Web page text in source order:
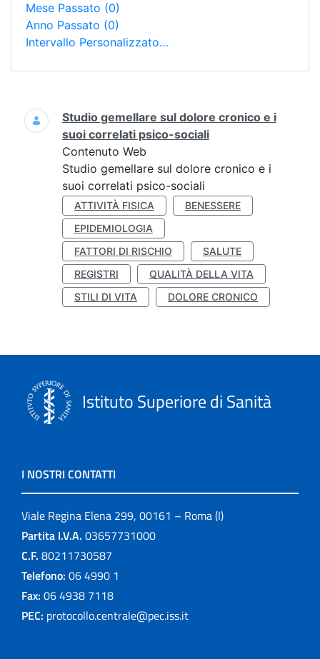
Mese Passato (0)
Anno Passato (0)
Intervallo Personalizzato…
Ricerca
Studio gemellare sul dolore cronico e i
suoi correlati psico-sociali
Contenuto Web
Studio gemellare sul dolore cronico e i
suoi correlati psico-sociali
ATTIVITÀ FISICA
BENESSERE
EPIDEMIOLOGIA
FATTORI DI RISCHIO
SALUTE
REGISTRI
QUALITÀ DELLA VITA
STILI DI VITA
DOLORE CRONICO
Istituto Superiore di Sanità
I NOSTRI CONTATTI
Viale Regina Elena 299, 00161 – Roma (I)
Partita I.V.A. 03657731000
C.F. 80211730587
Telefono: 06 4990 1
Fax: 06 4938 7118
PEC: protocollo.centrale@pec.iss.it